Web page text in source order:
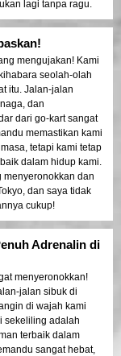
lagi tanpa ragu.
mengujakan! Kami
seolah-olah
itu. Jalan-jalan
dan
dari go-kart sangat
memastikan kami
tetapi kami tetap
dalam hidup kami.
menyeronokkan dan
dan saya tidak
cukup!
Adrenalin di
menyeronokkan!
jalan sibuk di
di wajah kami
sekeliling adalah
terbaik dalam
sangat hebat,